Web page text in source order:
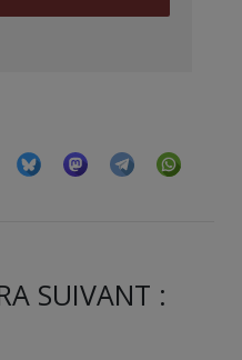
SUIVANT :